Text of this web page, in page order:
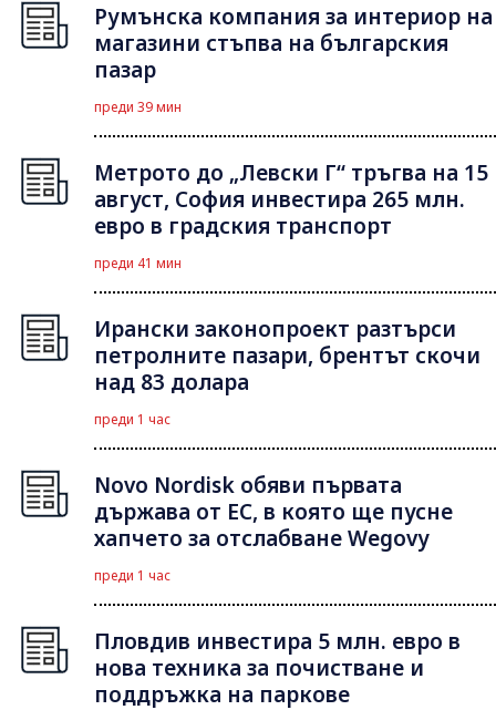
Румънска компания за интериор на
магазини стъпва на българския
пазар
преди 39 мин
Метрото до „Левски Г“ тръгва на 15
август, София инвестира 265 млн.
евро в градския транспорт
преди 41 мин
Ирански законопроект разтърси
петролните пазари, брентът скочи
над 83 долара
преди 1 час
Novo Nordisk обяви първата
държава от ЕС, в която ще пусне
хапчето за отслабване Wegovy
преди 1 час
Пловдив инвестира 5 млн. евро в
нова техника за почистване и
поддръжка на паркове